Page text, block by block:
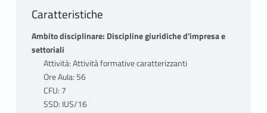
Caratteristiche
Ambito disciplinare: Discipline giuridiche d'impresa e
settoriali
Attività: Attività formative caratterizzanti
Ore Aula: 56
CFU: 7
SSD: IUS/16